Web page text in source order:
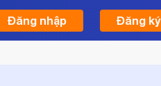
Đăng nhập Đăng ký